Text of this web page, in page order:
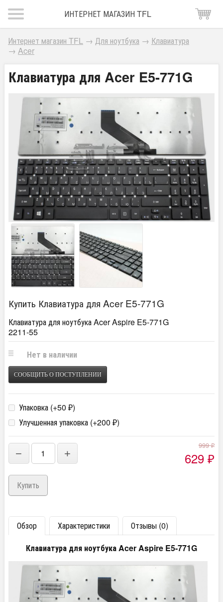
ИНТЕРНЕТ МАГАЗИН TFL
Интернет магазин TFL → Для ноутбука → Клавиатура
→ Acer
Клавиатура для Acer E5-771G
Купить Клавиатура для Acer E5-771G
Клавиатура для ноутбука Acer Aspire E5-771G
2211-55
Нет в наличии
СООБЩИТЬ О ПОСТУПЛЕНИИ
Упаковка (+50 ₽)
Улучшенная упаковка (+200 ₽)
− +
999₽
629 ₽
Обзор Характеристики
Отзывы (0)
Клавиатура для ноутбука Acer Aspire E5-771G